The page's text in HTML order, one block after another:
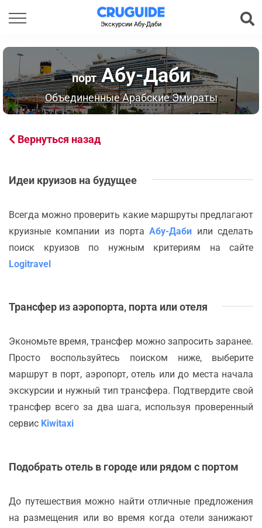
Экскурсии Абу-Даби
портАбу-Даби
Объединенные Арабские Эмираты
Вернуться назад
Идеи круизов на будущее
Всегда можно проверить какие маршруты предлагают
круизные компании из портаАбу-Даби или сделать
поиск круизов по нужным критериям на сайте
Logitravel
Трансфер из аэропорта, порта или отеля
Экономьте время, трансфер можно запросить заранее.
Просто воспользуйтесь поиском ниже, выберите
маршрут в порт, аэропорт, отель или до места начала
экскурсии и нужный тип трансфера. Подтвердите свой
трансфер всего за два шага, используя проверенный
сервис Kiwitaxi
Подобрать отель в городе или рядом с портом
До путешествия можно найти отличные предложения
на размещения или во время когда отели занижают